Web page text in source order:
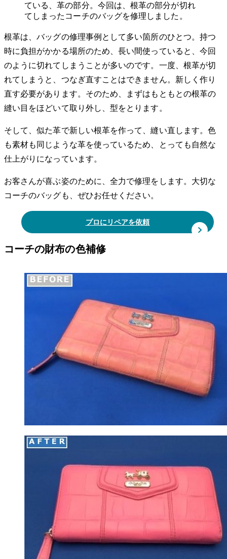
ている、革の部分。今回は、根革の部分が切れ
てしまったコーチのバッグを修理しました。
根革は、バッグの修理事例として多い箇所のひとつ。持つ
時に負担がかかる場所のため、長い間使っていると、今回
のように切れてしまうことが多いのです。一度、根革が切
れてしまうと、つなぎ直すことはできません。新しく作り
直す必要があります。そのため、まずはもともとの根革の
縫い目をほどいて取り外し、型をとります。
そして、似た革で新しい根革を作って、縫い直します。色
も素材も同じような革を使っているため、とっても自然な
仕上がりになっています。
お客さんが喜ぶ姿のために、全力で修理をします。大切な
コーチのバッグも、ぜひお任せください。
プロにリペアを依頼
コーチの財布の色補修